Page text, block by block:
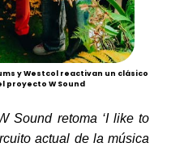
y Westcol reactivan un clásico
proyecto W Sound
Soundretoma ‘Ilike to
actual de la música